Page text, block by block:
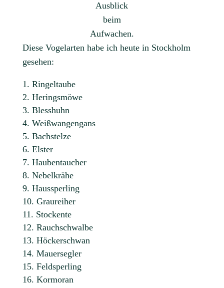
Ausblick
beim
Aufwachen.
Diese Vogelarten habe ich heute in Stockholm
gesehen:
Ringeltaube
Heringsmöwe
Blesshuhn
Weißwangengans
Bachstelze
Elster
Haubentaucher
Nebelkrähe
Haussperling
Graureiher
Stockente
Rauchschwalbe
Höckerschwan
Mauersegler
Feldsperling
Kormoran